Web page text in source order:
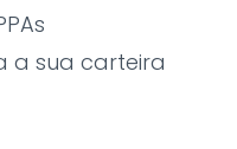
a sua carteira